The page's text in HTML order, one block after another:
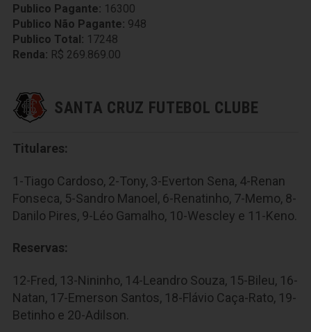
Publico Pagante: 16300
Publico Não Pagante: 948
Publico Total: 17248
Renda: R$ 269.869.00
SANTA CRUZ FUTEBOL CLUBE
Titulares:
1-Tiago Cardoso, 2-Tony, 3-Everton Sena, 4-Renan
Fonseca, 5-Sandro Manoel, 6-Renatinho, 7-Memo, 8-
Danilo Pires, 9-Léo Gamalho, 10-Wescley e 11-Keno.
Reservas:
12-Fred, 13-Nininho, 14-Leandro Souza, 15-Bileu, 16-
Natan, 17-Emerson Santos, 18-Flávio Caça-Rato, 19-
Betinho e 20-Adilson.